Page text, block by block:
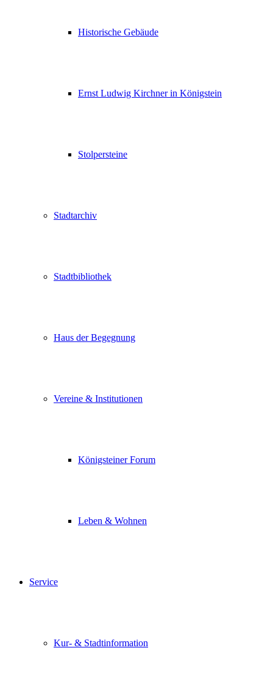
Historische Gebäude
Ernst Ludwig Kirchner in Königstein
Stolpersteine
Stadtarchiv
Stadtbibliothek
Haus der Begegnung
Vereine & Institutionen
Königsteiner Forum
Leben & Wohnen
Service
Kur- & Stadtinformation